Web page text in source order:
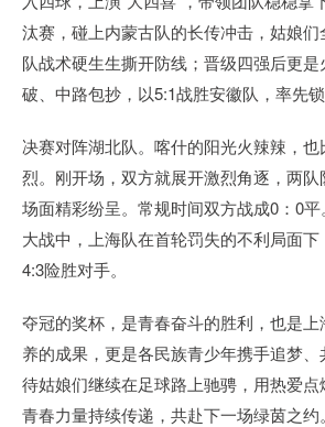
汰赛，碰上内蒙古队的长传冲击，姑娘
队战术硬生生撕开防线；晋级四强后更
破、中路包抄，以5:1战胜安徽队，率先锁
决赛对阵湖北队。喀什的阳光火辣辣，
烈。刚开场，双方就展开激烈角逐，两
场面精彩纷呈。常规时间双方战成0：0
大战中，上海队在首轮罚失的不利局面
4:3险胜对手。
夺冠的奖杯，是青春奋斗的胜利，也是
养的成果，更是各民族青少年携手追梦
待姑娘们继续在足球路上驰骋，用热爱
青春力量持续传递，共赴下一场绿茵之约。